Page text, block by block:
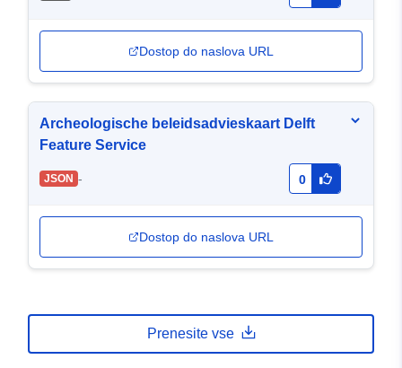
Dostop do naslova URL
Archeologische beleidsadvieskaart Delft
Feature Service
JSON - 0
Dostop do naslova URL
Prenesite vse